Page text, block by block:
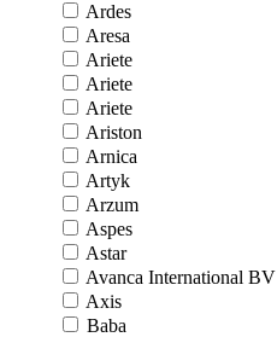
Ardes
Aresa
Ariete
Ariete
Ariete
Ariston
Arnica
Artyk
Arzum
Aspes
Astar
Avanca International BV
Axis
Baba